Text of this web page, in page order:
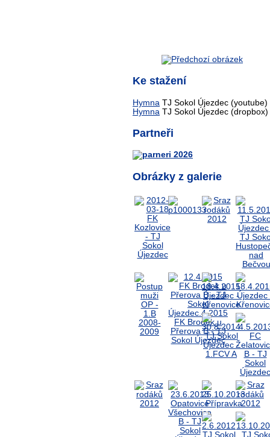
Ke stažení
Hymna TJ Sokol Újezdec (youtube)
Hymna TJ Sokol Újezdec (dropbox)
Partneři
Obrázky z galerie